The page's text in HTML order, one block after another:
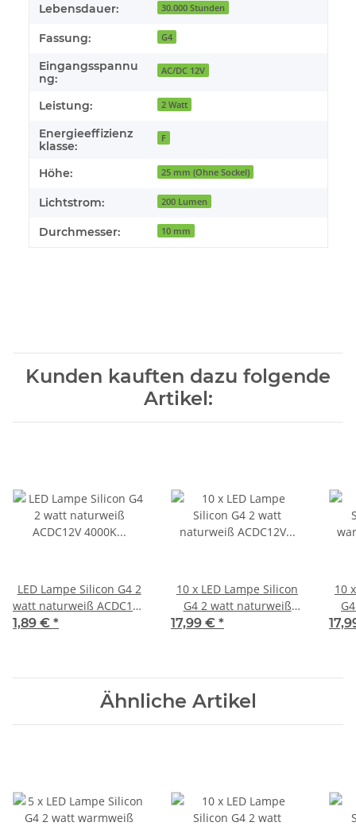
Lebensdauer: 30.000 Stunden
Fassung: G4
Eingangsspannu
ng:
AC/DC 12V
Leistung: 2 Watt
Energieeffizienz
klasse:
F
Höhe: 25 mm (Ohne Sockel)
Lichtstrom: 200 Lumen
Durchmesser: 10 mm
Kunden kauften dazu folgende
Artikel:
LED Lampe Silicon G4 2
watt naturweiß ACDC12V
4000K 200 Lumen
1,89 € *
10 x LED Lampe Silicon
G4 2 watt naturweiß
ACDC12V 4000K 200
17,99 € *
10
Ähnliche Artikel